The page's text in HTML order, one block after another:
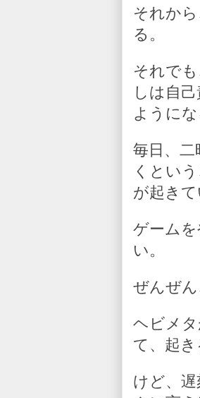
それか
る。
それで
しは自
ようにな
毎日、
くとい
が起き
ゲーム
い。
ぜんぜん
ヘビメ
て、起
けど、